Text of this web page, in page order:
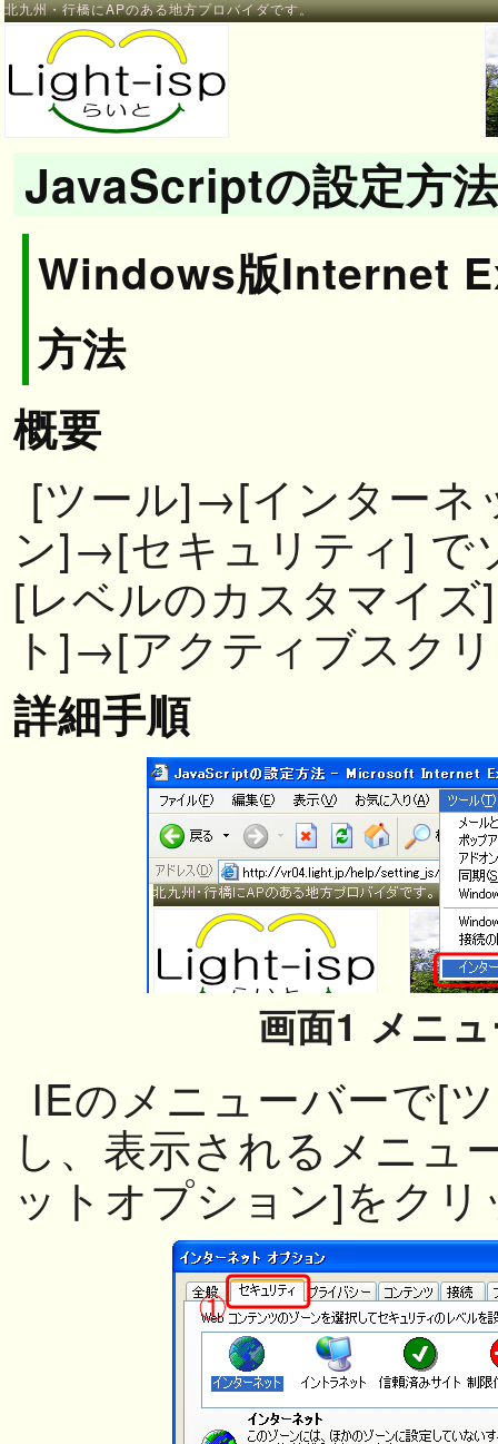
北九州・行橋にAPのある地方プロバイダです。
JavaScriptの設定方
Windows版Internet
方法
概要
[ツール]→[インターネ
ン]→[セキュリティ] で
[レベルのカスタマイ
ト]→[アクティブスク
詳細手順
画面1 メニ
IEのメニューバーで[
し、表示されるメニュ
ットオプション]をク